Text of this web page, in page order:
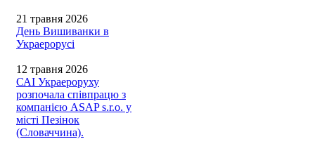
21 травня 2026
День Вишиванки в
Украерорусі
12 травня 2026
САІ Украероруху
розпочала співпрацю з
компанією ASAP s.r.o. у
місті Пезінок
(Словаччина).